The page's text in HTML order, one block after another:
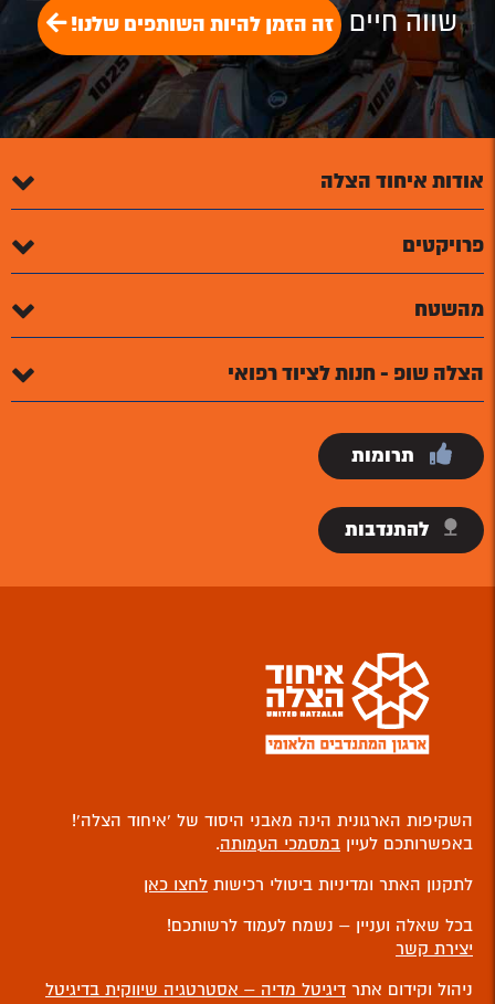
שווה חיים זה הזמן להיות השותפים שלנו!
אודות איחוד הצלה
פרויקטים
מהשטח
הצלה שופ - חנות לציוד רפואי
תרומות
להתנדבות
השקיפות הארגונית הינה מאבני היסוד של ‘איחוד הצלה’!
באפשרותכם לעיין במסמכי העמותה.
לתקנון האתר ומדיניות ביטולי רכישות לחצו כאן
בכל שאלה ועניין – נשמח לעמוד לרשותכם!
יצירת קשר
ניהול וקידום אתר דיגיטל מדיה – אסטרטגיה שיווקית בדיגיטל